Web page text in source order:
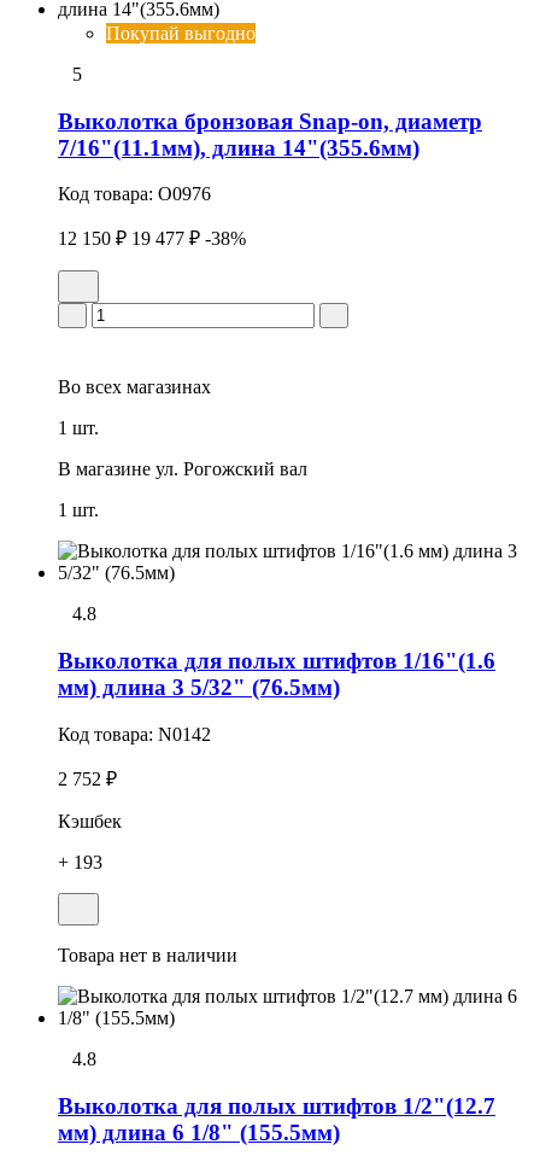
Покупай выгодно
5
Выколотка бронзовая Snap-on, диаметр
7/16"(11.1мм), длина 14"(355.6мм)
Код товара: O0976
12 150 ₽ 19 477 ₽ -38%
Во всех магазинах
1 шт.
В магазине ул. Рогожский вал
1 шт.
4.8
Выколотка для полых штифтов 1/16"(1.6
мм) длина 3 5/32" (76.5мм)
Код товара: N0142
2 752 ₽
Кэшбек
+ 193
Товара нет в наличии
4.8
Выколотка для полых штифтов 1/2"(12.7
мм) длина 6 1/8" (155.5мм)